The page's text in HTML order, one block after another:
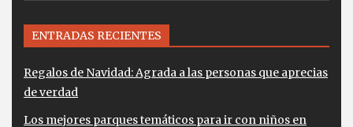
ENTRADAS RECIENTES
Regalos de Navidad: Agrada a las personas que aprecias
de verdad
Los mejores parques temáticos para ir con niños en